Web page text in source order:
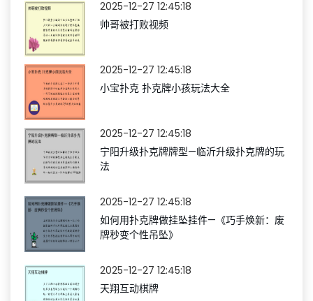
2025-12-27 12:45:18
帅哥被打败视频
2025-12-27 12:45:18
小宝扑克 扑克牌小孩玩法大全
2025-12-27 12:45:18
宁阳升级扑克牌牌型—临沂升级扑克牌的玩
法
2025-12-27 12:45:18
如何用扑克牌做挂坠挂件—《巧手焕新：废
牌秒变个性吊坠》
2025-12-27 12:45:18
天翔互动棋牌